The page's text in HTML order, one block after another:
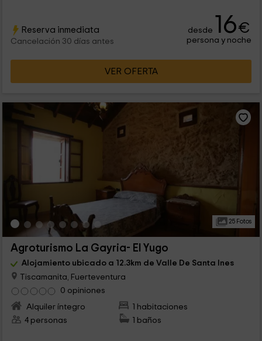
Reserva inmediata
Cancelación 30 días antes
desde 16€
persona y noche
VER OFERTA
25 Fotos
Agroturismo La Gayria- El Yugo
Alojamiento ubicado a 12.3km de Valle De Santa Ines
Tiscamanita, Fuerteventura
0 opiniones
Alquiler íntegro
1 habitaciones
4 personas
1 baños